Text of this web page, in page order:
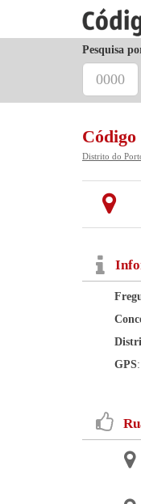
Pesquisa
Código
Distrito do
GPS